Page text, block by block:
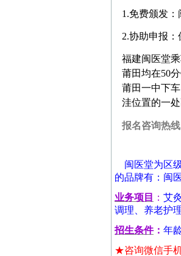
1.免费颁发：
2.协助申报
福建闽医堂
莆田均在50
莆田一中下
洼位置的一
报名咨询热
闽医堂为区
的品牌有：闽
业务项目
： 艾
调理、养老护
招生条件： 年
★咨询微信手机